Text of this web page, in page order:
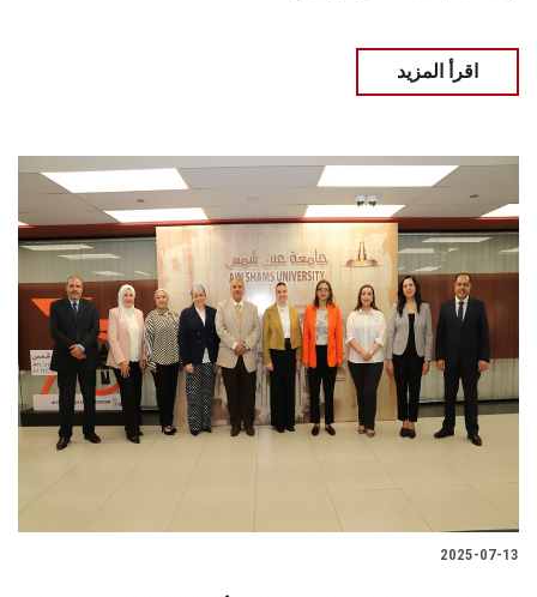
اقرأ المزيد
2025-07-13